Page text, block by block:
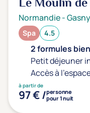
Le Moulin
Normandie-Gasny
Spa 4.5
2 formules
Petit déjeuner
Accès à
à partir de
97 € /personne
pour 1 nuit